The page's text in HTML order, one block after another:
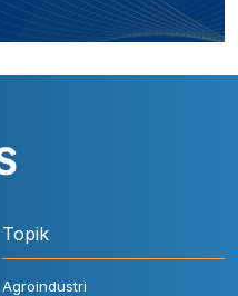
Topik
Agroindustri